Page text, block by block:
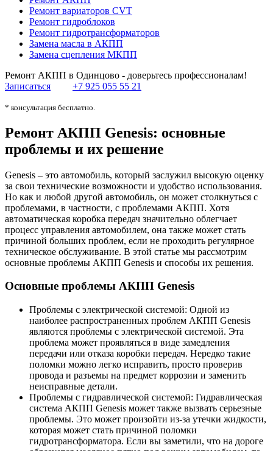
Ремонт вариаторов CVT
Ремонт гидроблоков
Ремонт гидротрансформаторов
Замена масла в АКПП
Замена сцепления МКПП
Ремонт АКПП в Одинцово - доверьтесь профессионалам!
Записаться
+7 925 055 55 21
* консультация бесплатно.
Ремонт АКПП Genesis: основные
проблемы и их решение
Genesis – это автомобиль, который заслужил высокую оценку
за свои технические возможности и удобство использования.
Но как и любой другой автомобиль, он может столкнуться с
проблемами, в частности, с проблемами АКПП. Хотя
автоматическая коробка передач значительно облегчает
процесс управления автомобилем, она также может стать
причиной больших проблем, если не проходить регулярное
техническое обслуживание. В этой статье мы рассмотрим
основные проблемы АКПП Genesis и способы их решения.
Основные проблемы АКПП Genesis
Проблемы с электрической системой: Одной из
наиболее распространенных проблем АКПП Genesis
являются проблемы с электрической системой. Эта
проблема может проявляться в виде замедления
передачи или отказа коробки передач. Нередко такие
поломки можно легко исправить, просто проверив
провода и разъемы на предмет коррозии и заменить
неисправные детали.
Проблемы с гидравлической системой: Гидравлическая
система АКПП Genesis может также вызвать серьезные
проблемы. Это может произойти из-за утечки жидкости,
которая может стать причиной поломки
гидротрансформатора. Если вы заметили, что на дороге